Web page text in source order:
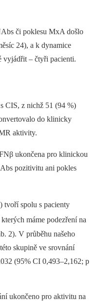
či poklesu MxA došlo
24), a k dynamice
vyjádřit –⁠ čtyři pacienti.
CIS, z nichž 51 (94 %)
do klinicky
aktivity.
ukončena pro klinickou
pozitivitu ani pokles
) tvoří spolu s pacienty
máme podezření na
2). V průběhu našeho
skupině ve srovnání
(95% CI 0,493–2,162; p
ukončeno pro aktivitu na